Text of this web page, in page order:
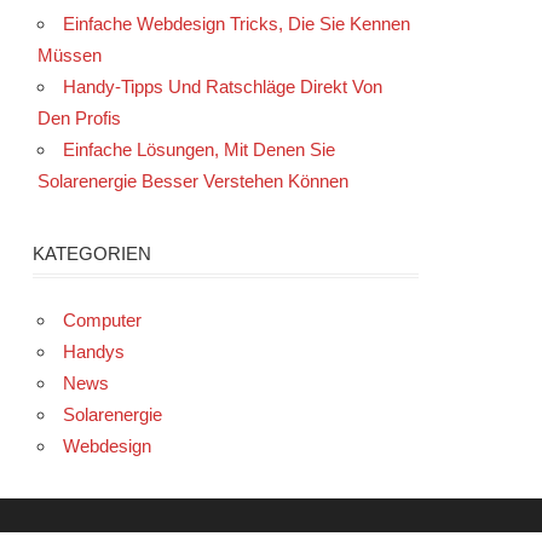
Einfache Webdesign Tricks, Die Sie Kennen
Müssen
Handy-Tipps Und Ratschläge Direkt Von
Den Profis
Einfache Lösungen, Mit Denen Sie
Solarenergie Besser Verstehen Können
KATEGORIEN
Computer
Handys
News
Solarenergie
Webdesign